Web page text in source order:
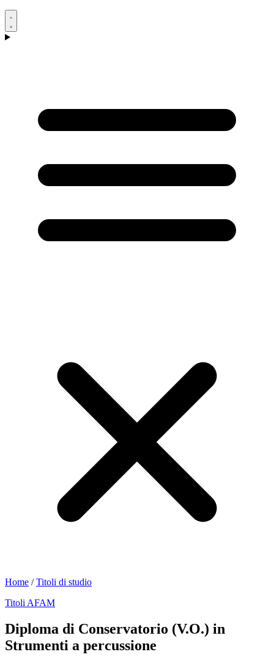
Home /Titoli di studio
Titoli AFAM
Diploma di Conservatorio (V.O.) in
Strumenti a percussione